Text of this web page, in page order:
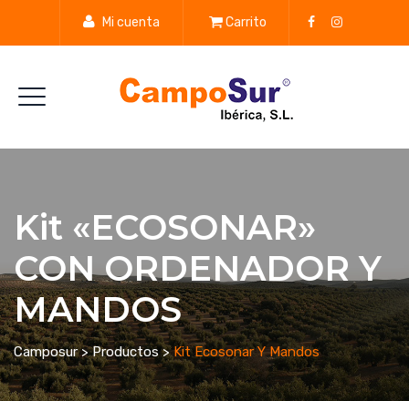
Mi cuenta Carrito
Kit «ECOSONAR»
CON ORDENADOR Y
MANDOS
Camposur>Productos>Kit Ecosonar Y Mandos